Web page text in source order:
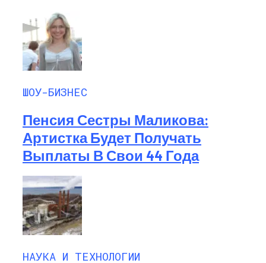
ШОУ-БИЗНЕС
Пенсия Сестры Маликова:
Артистка Будет Получать
Выплаты В Свои 44 Года
НАУКА И ТЕХНОЛОГИИ